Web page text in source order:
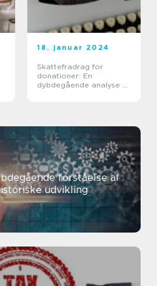
18. januar 2024
Skattefradrag for
donationer: En
dybdegående analyse af
forståelse af
udvikling